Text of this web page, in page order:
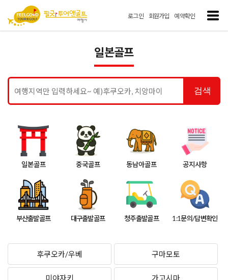
로그인 회원가입 예약확인
일본골프
검색
일본골프 중국골프 동남아골프 공지사항
부산출발골프 대구출발골프 청주출발골프 1:1문의/답변확인
후쿠오카/우베 구마모토
미야자키 가고시마